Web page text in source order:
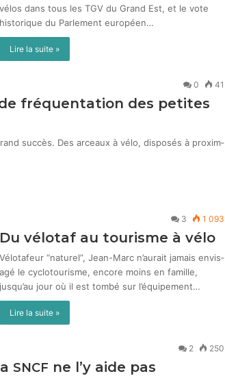
vélos dans tous les TGV du Grand Est, et le vote
his­torique du Par­lement européen…
Lire la suite »
0 41
fréquentation des petites
suc­cès. Des arceaux à vélo, dis­posés à prox­im­
3 1 093
Du vélotaf au tourisme à vélo
Vélotafeur “naturel”, Jean-Marc n’aurait jamais envis­
agé le cyclo­tourisme, encore moins en famille,
jusqu’au jour où il est tombé sur l’équipement…
Lire la suite »
2 250
SNCF ne l’y aide pas